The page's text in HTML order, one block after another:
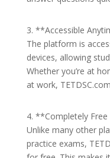
3. **Accessible
The platform is
devices, allowing
Whether you’re at
at work,
4. **Completely
Unlike many other
practice exams,